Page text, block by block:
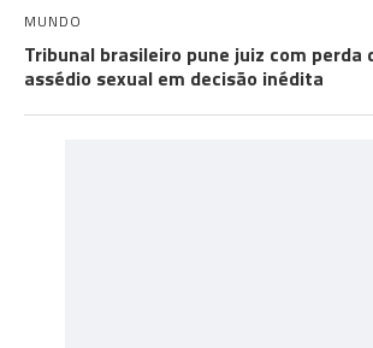
MUNDO
Tribunal brasileiro pune juiz com perda
assédio sexual em decisão inédita